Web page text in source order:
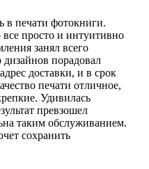
в печати фотокниги.
все просто и интуитивно
занял всего
порадовал
доставки, и в срок
печати отличное,
Удивилась
превзошел
таким обслуживанием.
сохранить